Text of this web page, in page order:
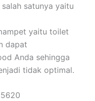
satunya yaitu
yaitu toilet
dapat
Anda sehingga
tidak optimal.